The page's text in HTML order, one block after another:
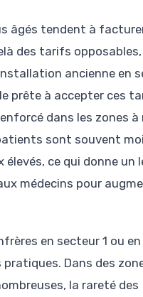
âgés tendent à
des tarifs
ancienne en
prête à accepter ces
dans les zones à
sont souvent
ce qui donne un
médecins pour
en secteur 1 ou
Dans des
la rareté des